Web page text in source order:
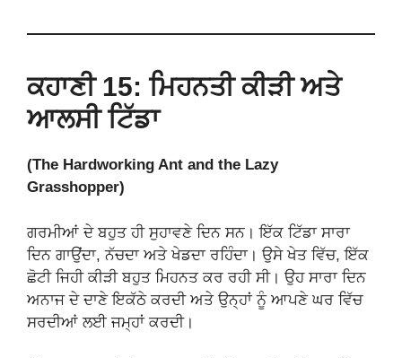
ਕਹਾਣੀ 15: ਮਿਹਨਤੀ ਕੀੜੀ ਅਤੇ
ਆਲਸੀ ਟਿੱਡਾ
(The Hardworking Ant and the Lazy
Grasshopper)
ਗਰਮੀਆਂ ਦੇ ਬਹੁਤ ਹੀ ਸੁਹਾਵਣੇ ਦਿਨ ਸਨ। ਇੱਕ ਟਿੱਡਾ ਸਾਰਾ
ਦਿਨ ਗਾਉਂਦਾ, ਨੱਚਦਾ ਅਤੇ ਖੇਡਦਾ ਰਹਿੰਦਾ। ਉਸੇ ਖੇਤ ਵਿੱਚ, ਇੱਕ
ਛੋਟੀ ਜਿਹੀ ਕੀੜੀ ਬਹੁਤ ਮਿਹਨਤ ਕਰ ਰਹੀ ਸੀ। ਉਹ ਸਾਰਾ ਦਿਨ
ਅਨਾਜ ਦੇ ਦਾਣੇ ਇਕੱਠੇ ਕਰਦੀ ਅਤੇ ਉਨ੍ਹਾਂ ਨੂੰ ਆਪਣੇ ਘਰ ਵਿੱਚ
ਸਰਦੀਆਂ ਲਈ ਜਮ੍ਹਾਂ ਕਰਦੀ।